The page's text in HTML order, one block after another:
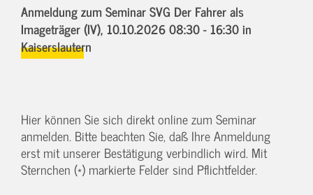
Anmeldung zum Seminar SVG Der Fahrer als
Imageträger (IV), 10.10.2026 08:30 - 16:30in
Kaiserslautern
Hier können Sie sich direkt online zum Seminar
anmelden. Bitte beachten Sie, daß Ihre Anmeldung
erst mit unserer Bestätigung verbindlich wird. Mit
Sternchen (*) markierte Felder sind Pflichtfelder.